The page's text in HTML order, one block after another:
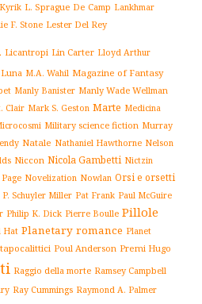
Kyrik L. Sprague De Camp Lankhmar
F. Stone Lester Del Rey
Licantropi Lin Carter Lloyd Arthur
Luna M.A. Wahil Magazine of Fantasy
Manly Banister Manly Wade Wellman
Clair Mark S. Geston Marte Medicina
Military science fiction Murray
Natale Nathaniel Hawthorne Nelson
Niccon Nicola Gambetti Nictzin
Novelization Nowlan Orsi e orsetti
P. Schuyler Miller Pat Frank Paul McGuire
Philip K. Dick Pierre Boulle Pillole
Hat Planetary romance Planet
Poul Anderson Premi Hugo
Raggio della morte Ramsey Campbell
Ray Cummings Raymond A. Palmer